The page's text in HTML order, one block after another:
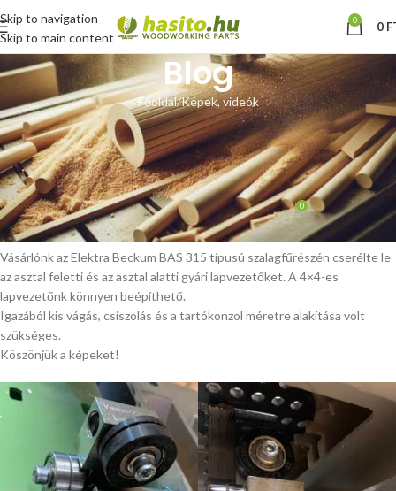
Skip to navigation
Skip to main content
0 0
Blog
Főoldal Képek, videók
KÉPEK, VIDEÓK
Elektra Beckum BAS 315
lapvezető csere
Hoffmann Zsolt Be január 20, 2025 0
Vásárlónk az Elektra Beckum BAS 315 típusú szalagfűrészén cserélte le
az asztal feletti és az asztal alatti gyári lapvezetőket. A 4×4-es
lapvezetőnk könnyen beépíthető.
Igazából kis vágás, csiszolás és a tartókonzol méretre alakítása volt
szükséges.
Köszönjük a képeket!